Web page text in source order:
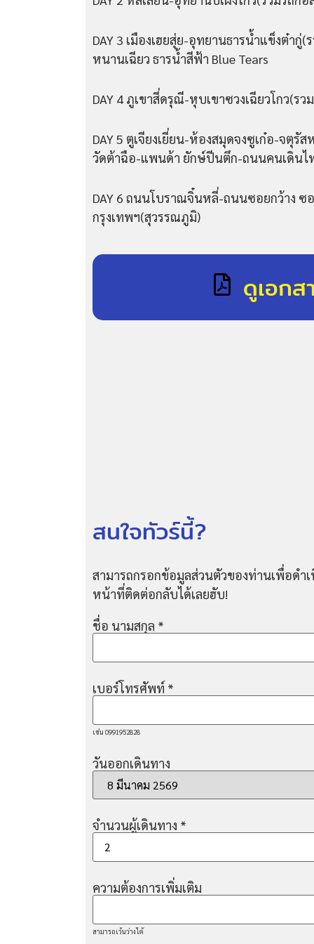
DAY 3 เมืองเฮยสุ่ย-อุทยานธารน้ําแข็งต๋า
หนานเฉียว ธารน้ําสีฟ้า Blue Tears
DAY 4 ภูเขาสี่ดรุณี-หุบเขาซวงเฉียวโกว(ร
DAY 5 ตูเจียงเยี่ยน-ห้องสมุดจงซูเก๋อ-จตุ
วัดต้าฉือ-แพนด้า ยักษ์ปีนตึก-ถนนคนเดิน
DAY 6 ถนนโบราณจิ๋นหลี่-ถนนซอยกว้าง ซ
กรุงเทพฯ(สุวรรณภูมิ)
ดูเอกส
สนใจทัวร์นี้?
สามารถกรอกข้อมูลส่วนตัวของท่านเพื่อดำเ
หน้าที่ติดต่อกลับได้เลยฮับ!
ชื่อ นามสกุล *
เบอร์โทรศัพท์ *
เช่น 0991952828
วันออกเดินทาง
จำนวนผู้เดินทาง *
ความต้องการเพิ่มเติม
สามารถเว้นว่างได้